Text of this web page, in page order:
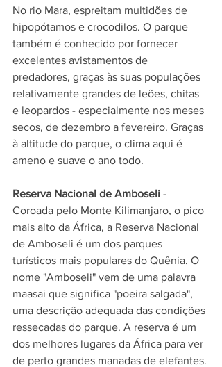
No rio Mara, espreitam multidões de
hipopótamos e crocodilos. O parque
também é conhecido por fornecer
excelentes avistamentos de
predadores, graças às suas populações
relativamente grandes de leões, chitas
e leopardos - especialmente nos meses
secos, de dezembro a fevereiro. Graças
à altitude do parque, o clima aqui é
ameno e suave o ano todo.
Reserva Nacional de Amboseli -
Coroada pelo Monte Kilimanjaro, o pico
mais alto da África, a Reserva Nacional
de Amboseli é um dos parques
turísticos mais populares do Quênia. O
nome "Amboseli" vem de uma palavra
maasai que significa "poeira salgada",
uma descrição adequada das condições
ressecadas do parque. A reserva é um
dos melhores lugares da África para ver
de perto grandes manadas de elefantes.